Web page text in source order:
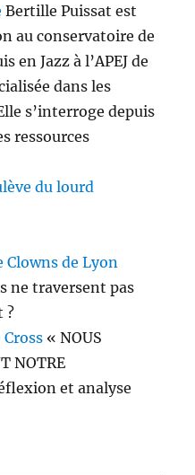
Bertille Puissat est
au conservatoire de
en Jazz à l’APEJ de
dans les
s’interroge depuis
ressources
du lourd
Clowns de Lyon
ne traversent pas
?
« NOUS
NOTRE
et analyse